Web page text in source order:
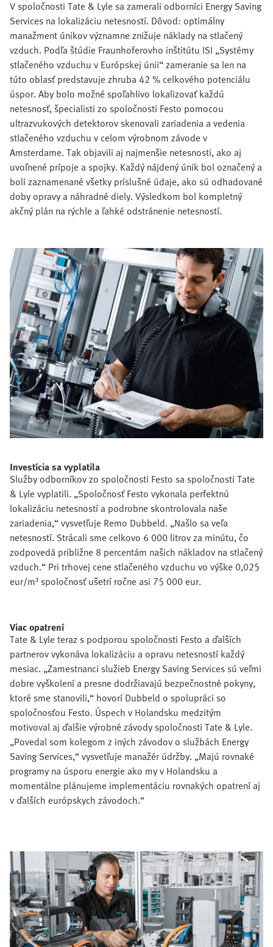
V spoločnosti Tate & Lyle sa zamerali odborníci Energy Saving
Services na lokalizáciu netesností. Dôvod: optimálny
manažment únikov významne znižuje náklady na stlačený
vzduch. Podľa štúdie Fraunhoferovho inštitútu ISI „Systémy
stlačeného vzduchu v Európskej únii“ zameranie sa len na
túto oblasť predstavuje zhruba 42 % celkového potenciálu
úspor. Aby bolo možné spoľahlivo lokalizovať každú
netesnosť, špecialisti zo spoločnosti Festo pomocou
ultrazvukových detektorov skenovali zariadenia a vedenia
stlačeného vzduchu v celom výrobnom závode v
Amsterdame. Tak objavili aj najmenšie netesnosti, ako aj
uvoľnené prípoje a spojky. Každý nájdený únik bol označený a
boli zaznamenané všetky príslušné údaje, ako sú odhadované
doby opravy a náhradné diely. Výsledkom bol kompletný
akčný plán na rýchle a ľahké odstránenie netesností.
Investícia sa vyplatila
Služby odborníkov zo spoločnosti Festo sa spoločnosti Tate
& Lyle vyplatili. „Spoločnosť Festo vykonala perfektnú
lokalizáciu netesností a podrobne skontrolovala naše
zariadenia,“ vysvetľuje Remo Dubbeld. „Našlo sa veľa
netesností. Strácali sme celkovo 6 000 litrov za minútu, čo
zodpovedá približne 8 percentám našich nákladov na stlačený
vzduch.“ Pri trhovej cene stlačeného vzduchu vo výške 0,025
eur/m³ spoločnosť ušetrí ročne asi 75 000 eur.
Viac opatrení
Tate & Lyle teraz s podporou spoločnosti Festo a ďalších
partnerov vykonáva lokalizáciu a opravu netesností každý
mesiac. „Zamestnanci služieb Energy Saving Services sú veľmi
dobre vyškolení a presne dodržiavajú bezpečnostné pokyny,
ktoré sme stanovili,“ hovorí Dubbeld o spolupráci so
spoločnosťou Festo. Úspech v Holandsku medzitým
motivoval aj ďalšie výrobné závody spoločnosti Tate & Lyle.
„Povedal som kolegom z iných závodov o službách Energy
Saving Services,“ vysvetľuje manažér údržby. „Majú rovnaké
programy na úsporu energie ako my v Holandsku a
momentálne plánujeme implementáciu rovnakých opatrení aj
v ďalších európskych závodoch.“